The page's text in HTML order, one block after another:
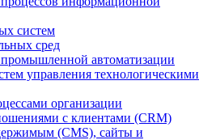
систем
сред
автоматизации
управления технологическими
организации
с клиентами (CRM)
(CMS), сайты и